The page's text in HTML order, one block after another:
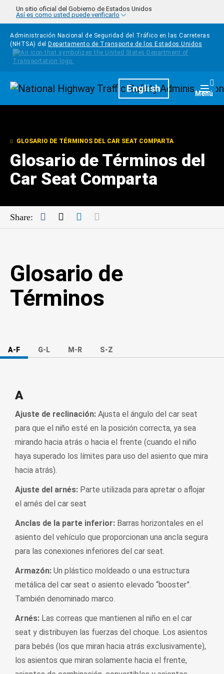
Pasar al contenido principal
Un sitio oficial del Gobierno de Estados Unidos
Así es como usted puede verificarlo
Administración Nacional de Seguridad del Tráfico en las Carreteras
(NHTSA) del
Departamento de Transporte de los Estados Unidos
HomepageEnglish Menú
GLOSARIO DE TÉRMINOS DEL CAR SEAT COMPARTA
Glosario de Términos del
Car Seat Comparta
Share: Facebook
TwitterLinkedIn
Glosario de
Términos
A-F G-L M-R S-Z
A
Ajuste de reclinación: Ajusta el ángulo del car seat
para que el niño esté en la posición correcta, ya sea
mirando hacia atrás o hacia el frente (cuando el niño
haya superado los límites para uso del asiento que mira
hacia atrás).
Ajuste del arnés: Parte utilizada para apretar o aflojar
el arnés del car seat
Anclas de la parte inferior: Barras horizontales en el
asiento del vehículo que proporcionan una ancla segura
para las conexiones inferiores del car seat.
Armazón: Un plástico moldeado o una estructura
metálica del car seat o asiento elevado “booster”.
También denominado marco.
Arnés: Las correas que mantienen al niño en el car
seat y distribuyen las fuerzas del choque. Los asientos
para bebés (los que miran hacia atrás exclusivamente),
los asientos que miran solamente hacia el frente,